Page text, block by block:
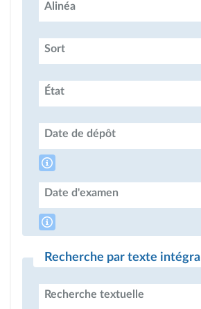
Alinéa
Sort
État
Date de dépôt
Date d'examen
Recherche par texte intégral
Recherche textuelle